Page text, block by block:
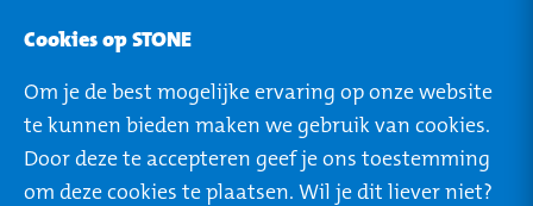
Cookies op STONE
Om je de best mogelijke ervaring op onze website
te kunnen bieden maken we gebruik van cookies.
Door deze te accepteren geef je ons toestemming
om deze cookies te plaatsen. Wil je dit liever niet?
STO-NEWS
Mijn STONE
Privacy